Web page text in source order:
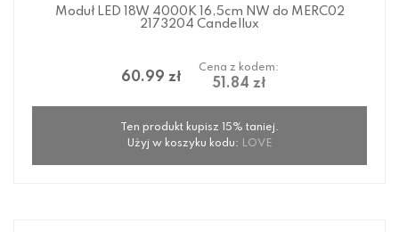
Moduł LED 18W 4000K 16,5cm NW do MERC02
2173204 Candellux
60.99 zł
Cena z kodem:
51.84 zł
Ten produkt kupisz 15% taniej.
Użyj w koszyku kodu: LOVE